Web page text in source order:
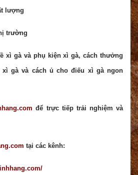
lượng
trường
xì gà và phụ kiện xì gà, cách thưởng
gà và cách ủ cho điếu xì gà ngon
để trực tiếp trải nghiệm và
tại các kênh: